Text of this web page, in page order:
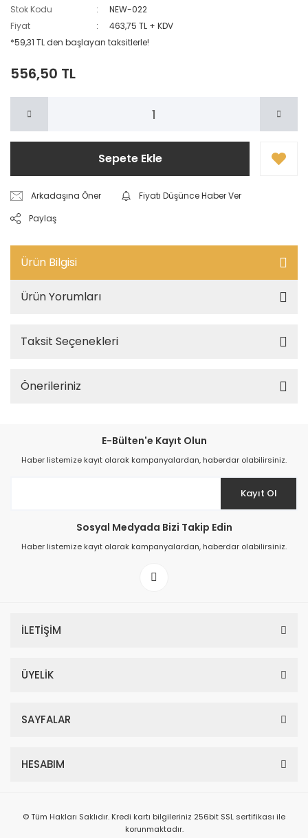
Stok Kodu
NEW-022
Fiyat
463,75 TL + KDV
*59,31 TL den başlayan taksitlerle!
556,50 TL
Sepete Ekle
Arkadaşına Öner
Fiyatı Düşünce Haber Ver
Paylaş
Ürün Bilgisi
Ürün Yorumları
Taksit Seçenekleri
Önerileriniz
E-Bülten'e Kayıt Olun
Haber listemize kayıt olarak kampanyalardan, haberdar olabilirsiniz.
Kayıt Ol
Sosyal Medyada Bizi Takip Edin
Haber listemize kayıt olarak kampanyalardan, haberdar olabilirsiniz.
İLETİŞİM
ÜYELİK
SAYFALAR
HESABIM
© Tüm Hakları Saklıdır. Kredi kartı bilgileriniz 256bit SSL sertifikası ile
korunmaktadır.